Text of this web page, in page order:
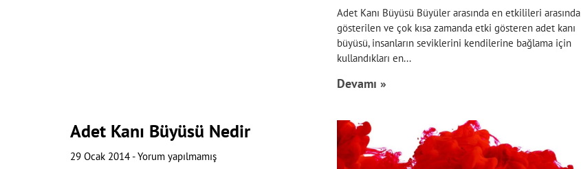
Adet Kanı Büyüsü Büyüler arasında en etkilileri arasında
gösterilen ve çok kısa zamanda etki gösteren adet kanı
büyüsü, insanların seviklerini kendilerine bağlama için
kullandıkları en
Devamı »
Adet Kanı Büyüsü Nedir
29 Ocak 2014 Yorum yapılmamış